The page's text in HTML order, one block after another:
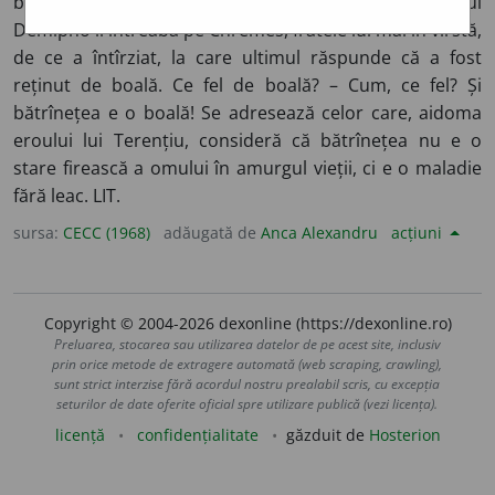
Demipho îl întreabă pe Chremes, fratele lui mai în vîrstă,
de ce a întîrziat, la care ultimul răspunde că a fost
reținut de boală. Ce fel de boală? – Cum, ce fel? Și
bătrînețea e o boală! Se adresează celor care, aidoma
eroului lui Terențiu, consideră că bătrînețea nu e o
stare firească a omului în amurgul vieții, ci e o maladie
fără leac. LIT.
sursa: CECC (1968) adăugată de Anca Alexandru acțiuni
Copyright © 2004-2026 dexonline (https://dexonline.ro)
Preluarea, stocarea sau utilizarea datelor de pe acest site, inclusiv
prin orice metode de extragere automată (web scraping, crawling),
sunt strict interzise fără acordul nostru prealabil scris, cu excepția
seturilor de date oferite oficial spre utilizare publică (vezi licența).
licență confidențialitate găzduit de Hosterion